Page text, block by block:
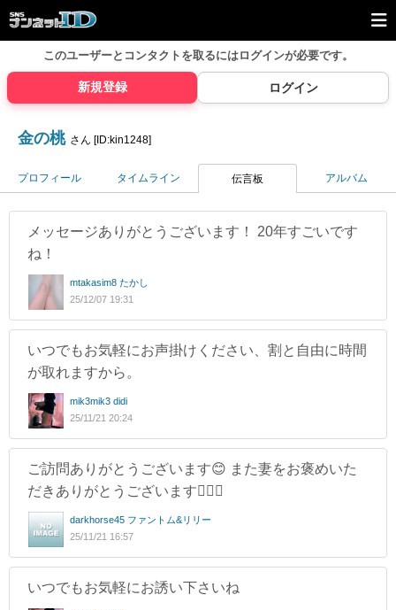
このユーザーとコンタクトを取るにはログインが必要です。
新規登録 ログイン
金の桃 さん [ID:kin1248]
プロフィール タイムライン 伝言板 アルバム
メッセージありがとうございます！ 20年すごいです
ね！
mtakasim8 たかし
25/12/07 19:31
いつでもお気軽にお声掛けください、割と自由に時間
が取れますから。
mik3mik3 didi
25/11/21 20:24
ご訪問ありがとうございます😊 また妻をお褒めいた
だきありがとうございます🙇🏻‍♂️
darkhorse45 ファントム&リリー
25/11/21 16:57
いつでもお気軽にお誘い下さいね